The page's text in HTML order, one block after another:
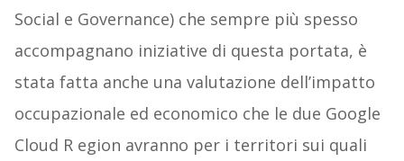
Social e Governance) che sempre più spesso
accompagnano iniziative di questa portata, è
stata fatta anche una valutazione dell’impatto
occupazionale ed economico che le due Google
Cloud R egion avranno per i territori sui quali